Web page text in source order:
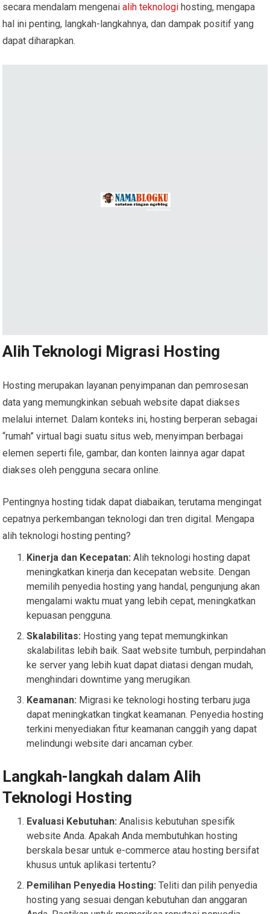
secara mendalam mengenaialih teknologi hosting, mengapa
hal ini penting, langkah-langkahnya, dan dampak positif yang
dapat diharapkan.
Alih Teknologi Migrasi Hosting
Hosting merupakan layanan penyimpanan dan pemrosesan
data yang memungkinkan sebuah website dapat diakses
melalui internet. Dalam konteks ini, hosting berperan sebagai
“rumah” virtual bagi suatu situs web, menyimpan berbagai
elemen seperti file, gambar, dan konten lainnya agar dapat
diakses oleh pengguna secara online.
Pentingnya hosting tidak dapat diabaikan, terutama mengingat
cepatnya perkembangan teknologi dan tren digital. Mengapa
alih teknologi hosting penting?
Kinerja dan Kecepatan: Alih teknologi hosting dapat
meningkatkan kinerja dan kecepatan website. Dengan
memilih penyedia hosting yang handal, pengunjung akan
mengalami waktu muat yang lebih cepat, meningkatkan
kepuasan pengguna.
Skalabilitas: Hosting yang tepat memungkinkan
skalabilitas lebih baik. Saat website tumbuh, perpindahan
ke server yang lebih kuat dapat diatasi dengan mudah,
menghindari downtime yang merugikan.
Keamanan: Migrasi ke teknologi hosting terbaru juga
dapat meningkatkan tingkat keamanan. Penyedia hosting
terkini menyediakan fitur keamanan canggih yang dapat
melindungi website dari ancaman cyber.
Langkah-langkah dalam Alih
Teknologi Hosting
Evaluasi Kebutuhan: Analisis kebutuhan spesifik
website Anda. Apakah Anda membutuhkan hosting
berskala besar untuk e-commerce atau hosting bersifat
khusus untuk aplikasi tertentu?
Pemilihan Penyedia Hosting: Teliti dan pilih penyedia
hosting yang sesuai dengan kebutuhan dan anggaran